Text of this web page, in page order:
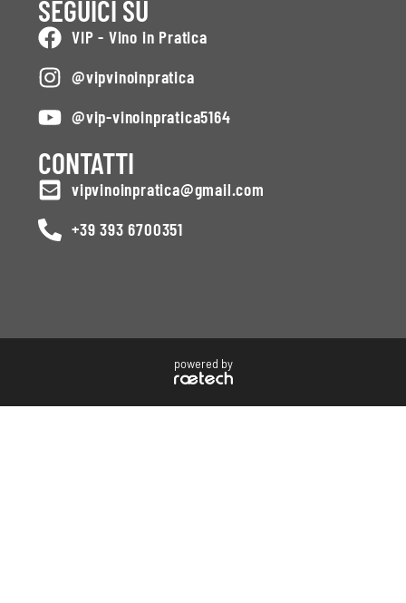
SEGUICI SU
VIP - Vino in Pratica
@vipvinoinpratica
@vip-vinoinpratica5164
CONTATTI
vipvinoinpratica@gmail.com
+39 393 6700351
powered by